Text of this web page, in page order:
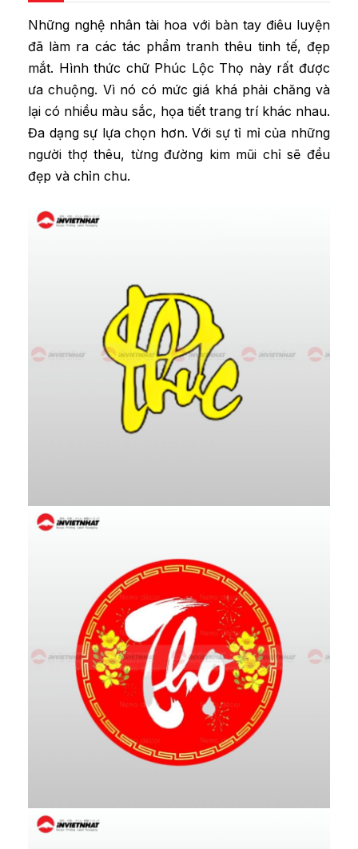
Những nghệ nhân tài hoa với bàn tay điêu luyện
đã làm ra các tác phẩm tranh thêu tinh tế, đẹp
mắt. Hình thức chữ Phúc Lộc Thọ này rất được
ưa chuộng. Vì nó có mức giá khá phải chăng và
lại có nhiều màu sắc, họa tiết trang trí khác nhau.
Đa dạng sự lựa chọn hơn. Với sự tỉ mỉ của những
người thợ thêu, từng đường kim mũi chỉ sẽ đều
đẹp và chỉn chu.